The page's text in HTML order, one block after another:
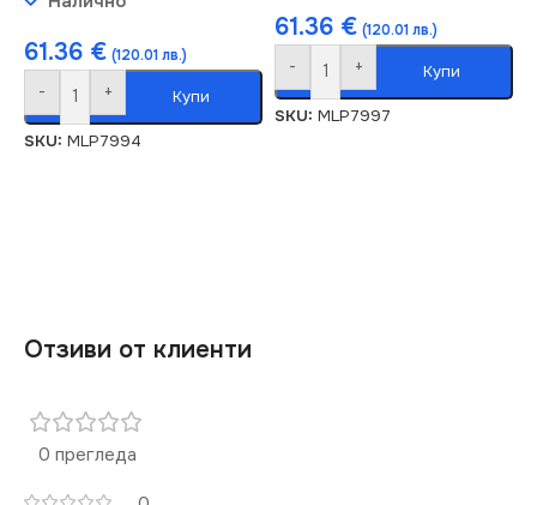
61.36 € (120.01 лв.)
- + Купи
SKU: MLP7994
61.36 € (120.01 лв.)
- + Купи
SKU: MLP7997
Отзиви от клиенти
0 прегледа